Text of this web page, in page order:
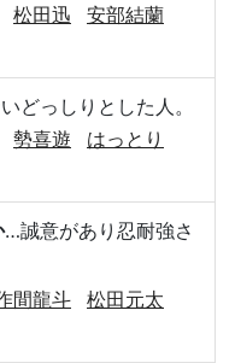
松田迅
安部結蘭
どっしりとした人。
勢喜遊
はっとり
…誠意があり忍耐強さ
間龍斗
松田元太